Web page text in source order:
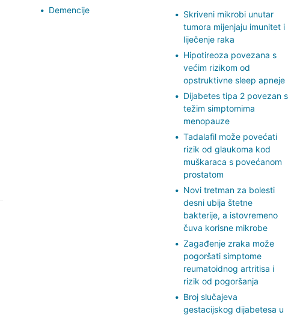
Demencije
Skriveni mikrobi unutar
tumora mijenjaju imunitet i
liječenje raka
Hipotireoza povezana s
većim rizikom od
opstruktivne sleep apneje
Dijabetes tipa 2 povezan s
težim simptomima
menopauze
Tadalafil može povećati
rizik od glaukoma kod
muškaraca s povećanom
prostatom
Novi tretman za bolesti
desni ubija štetne
bakterije, a istovremeno
čuva korisne mikrobe
Zagađenje zraka može
pogoršati simptome
reumatoidnog artritisa i
rizik od pogoršanja
Broj slučajeva
gestacijskog dijabetesa u